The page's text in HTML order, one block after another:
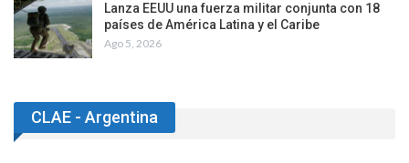
Lanza EEUU una fuerza militar conjunta con 18
países de América Latina y el Caribe
Ago 5, 2026
CLAE - Argentina